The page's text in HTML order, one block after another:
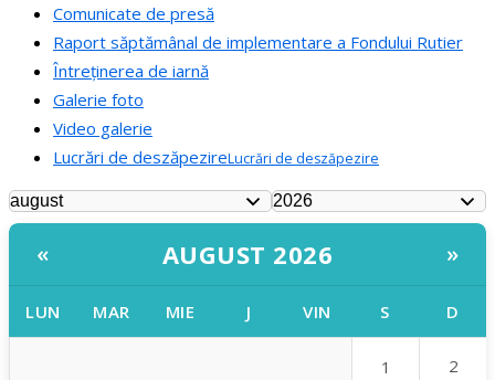
Comunicate de presă
Raport săptămânal de implementare a Fondului Rutier
Întreținerea de iarnă
Galerie foto
Video galerie
Lucrări de deszăpezireLucrări de deszăpezire
« AUGUST 2026 »
LUN MAR MIE J VIN S D
1 2